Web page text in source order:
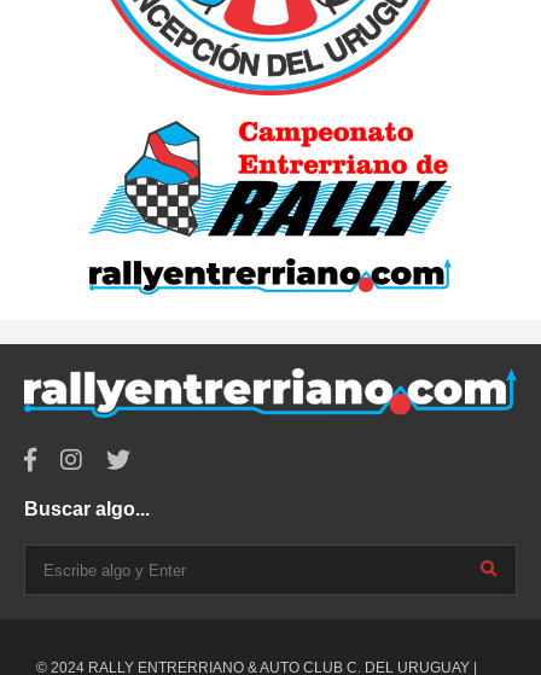
Buscar algo...
© 2024 RALLY ENTRERRIANO & AUTO CLUB C. DEL URUGUAY |